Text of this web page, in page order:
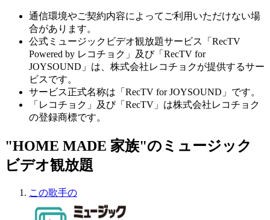
通信環境やご契約内容によってご利用いただけない場
合があります。
公式ミュージックビデオ観放題サービス「RecTV
Powered by レコチョク」及び「RecTV for
JOYSOUND」は、株式会社レコチョクが提供するサー
ビスです。
サービス正式名称は「RecTV for JOYSOUND」です。
「レコチョク」及び「RecTV」は株式会社レコチョク
の登録商標です。
"HOME MADE 家族"のミュージック
ビデオ観放題
この歌手の